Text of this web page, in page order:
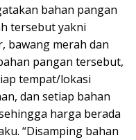
bahan pangan
tersebut yakni
bawang merah dan
pangan tersebut,
tempat/lokasi
dan setiap bahan
harga berada
“Disamping bahan